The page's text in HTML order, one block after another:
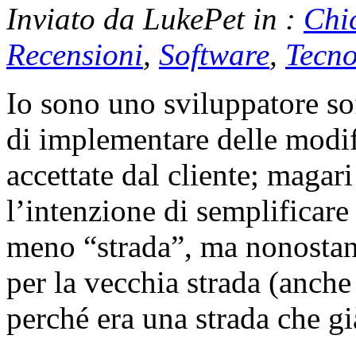
Inviato da LukePet in :
Recensioni, Software,
Io sono uno sviluppatore
di implementare delle
accettate dal cliente;
l’intenzione di
meno “strada”, ma
per la vecchia strada
perché era una strada che